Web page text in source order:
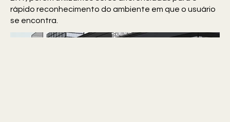
rápido reconhecimento do ambiente em que o usuário
se encontra.